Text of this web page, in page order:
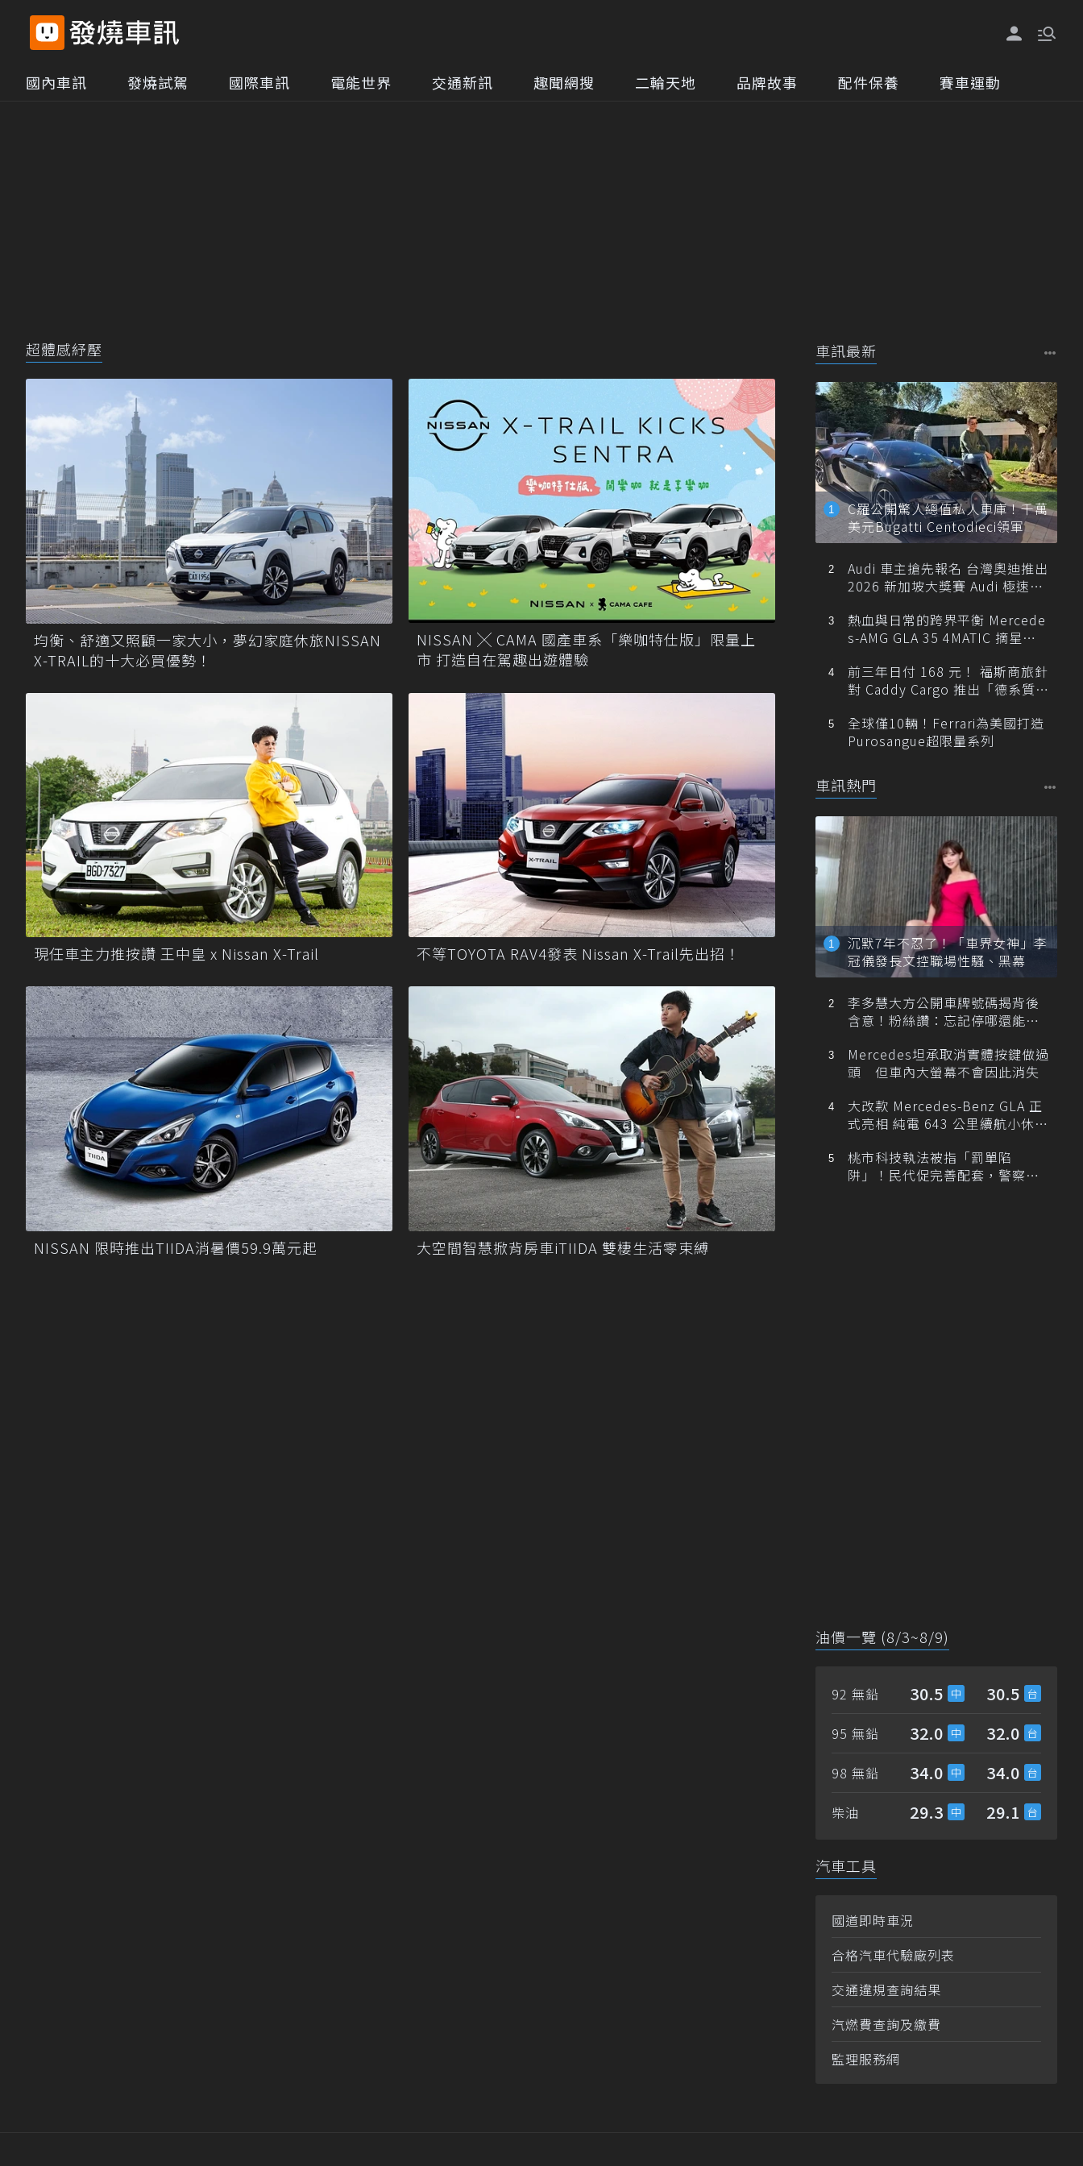
國內車訊 發燒試駕 國際車訊 電能世界 交通新訊 趣聞網搜 二輪天地 品牌故事 配件保養 賽車運動
超體感紓壓
均衡、舒適又照顧一家大小，夢幻家庭休旅NISSAN
X-TRAIL的十大必買優勢！
NISSAN ╳ CAMA 國產車系「樂咖特仕版」限量上
市 打造自在駕趣出遊體驗
現任車主力推按讚 王中皇 x Nissan X-Trail 不等TOYOTA RAV4發表 Nissan X-Trail先出招！
NISSAN 限時推出TIIDA消暑價59.9萬元起 大空間智慧掀背房車iTIIDA 雙棲生活零束縛
車訊最新
C羅公開驚人總值私人車庫！千萬
美元Bugatti Centodieci領軍
Audi 車主搶先報名 台灣奧迪推出
2026 新加坡大獎賽 Audi 極速之
熱血與日常的跨界平衡 Mercede
s-AMG GLA 35 4MATIC 摘星版
前三年日付 168 元！ 福斯商旅針
對 Caddy Cargo 推出「德系質感
全球僅10輛！Ferrari為美國打造
Purosangue超限量系列
車訊熱門
沉默7年不忍了！「車界女神」李
冠儀發長文控職場性騷、黑幕
李多慧大方公開車牌號碼揭背後
含意！粉絲讚：忘記停哪還能幫
Mercedes坦承取消實體按鍵做過
頭 但車內大螢幕不會因此消失
大改款 Mercedes-Benz GLA 正
式亮相 純電 643 公里續航小休
桃市科技執法被指「罰單陷
阱」！民代促完善配套，警察局
油價一覽 (8/3~8/9)
92 無鉛 30.5 30.5
95 無鉛 32.0 32.0
98 無鉛 34.0 34.0
柴油 29.3 29.1
汽車工具
國道即時車況
合格汽車代驗廠列表
交通違規查詢結果
汽燃費查詢及繳費
監理服務網